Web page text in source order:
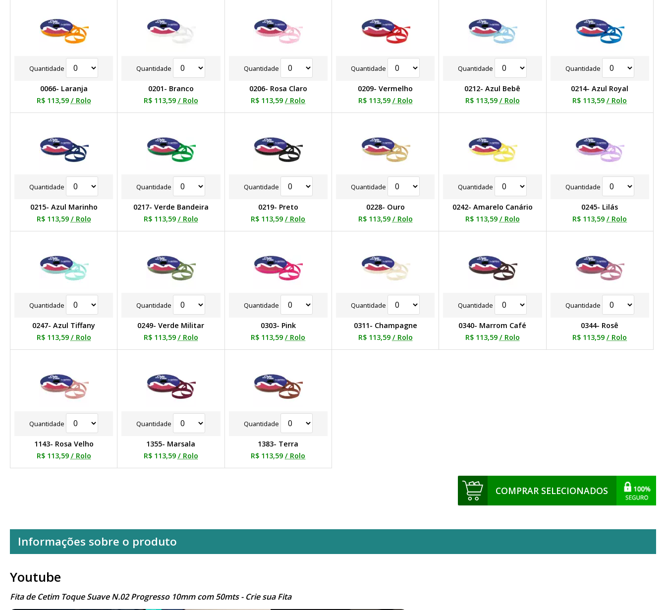
Quantidade
0066- Laranja
R$ 113,59 / Rolo
Quantidade
0201- Branco
R$ 113,59 / Rolo
Quantidade
0206- Rosa Claro
R$ 113,59 / Rolo
Quantidade
0209- Vermelho
R$ 113,59 / Rolo
Quantidade
0212- Azul Bebê
R$ 113,59 / Rolo
Quantidade
0214- Azul Royal
R$ 113,59 / Rolo
Quantidade
0215- Azul Marinho
R$ 113,59 / Rolo
Quantidade
0217- Verde Bandeira
R$ 113,59 / Rolo
Quantidade
0219- Preto
R$ 113,59 / Rolo
Quantidade
0228- Ouro
R$ 113,59 / Rolo
Quantidade
0242- Amarelo Canário
R$ 113,59 / Rolo
Quantidade
0245- Lilás
R$ 113,59 / Rolo
Quantidade
0247- Azul Tiffany
R$ 113,59 / Rolo
Quantidade
0249- Verde Militar
R$ 113,59 / Rolo
Quantidade
0303- Pink
R$ 113,59 / Rolo
Quantidade
0311- Champagne
R$ 113,59 / Rolo
Quantidade
0340- Marrom Café
R$ 113,59 / Rolo
Quantidade
0344- Rosê
R$ 113,59 / Rolo
Quantidade
1143- Rosa Velho
R$ 113,59 / Rolo
Quantidade
1355- Marsala
R$ 113,59 / Rolo
Quantidade
1383- Terra
R$ 113,59 / Rolo
COMPRAR SELECIONADOS
Informações sobre o produto
Youtube
Fita de Cetim Toque Suave N.02 Progresso 10mm com 50mts - Crie sua Fita